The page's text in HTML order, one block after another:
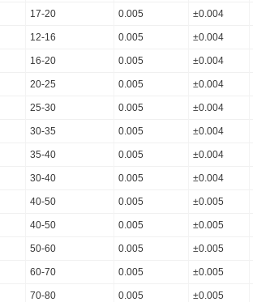
17-20 0.005 ±0.004
12-16 0.005 ±0.004
16-20 0.005 ±0.004
20-25 0.005 ±0.004
25-30 0.005 ±0.004
30-35 0.005 ±0.004
35-40 0.005 ±0.004
30-40 0.005 ±0.004
40-50 0.005 ±0.005
40-50 0.005 ±0.005
50-60 0.005 ±0.005
60-70 0.005 ±0.005
70-80 0.005 ±0.005